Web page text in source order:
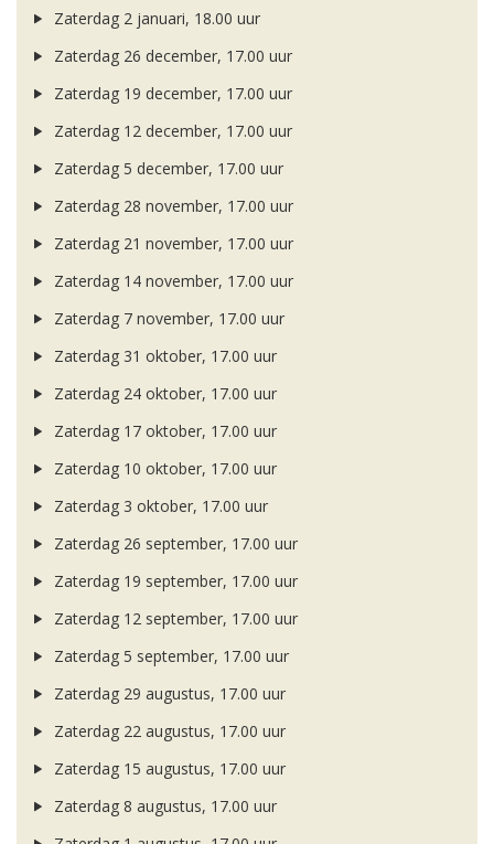
Zaterdag 2 januari, 18.00 uur
Zaterdag 26 december, 17.00 uur
Zaterdag 19 december, 17.00 uur
Zaterdag 12 december, 17.00 uur
Zaterdag 5 december, 17.00 uur
Zaterdag 28 november, 17.00 uur
Zaterdag 21 november, 17.00 uur
Zaterdag 14 november, 17.00 uur
Zaterdag 7 november, 17.00 uur
Zaterdag 31 oktober, 17.00 uur
Zaterdag 24 oktober, 17.00 uur
Zaterdag 17 oktober, 17.00 uur
Zaterdag 10 oktober, 17.00 uur
Zaterdag 3 oktober, 17.00 uur
Zaterdag 26 september, 17.00 uur
Zaterdag 19 september, 17.00 uur
Zaterdag 12 september, 17.00 uur
Zaterdag 5 september, 17.00 uur
Zaterdag 29 augustus, 17.00 uur
Zaterdag 22 augustus, 17.00 uur
Zaterdag 15 augustus, 17.00 uur
Zaterdag 8 augustus, 17.00 uur